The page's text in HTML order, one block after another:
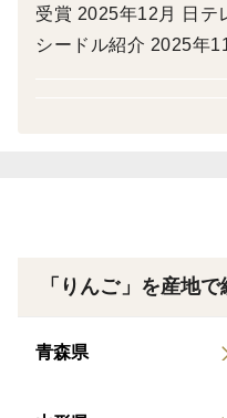
大河ドラマ『いのち』
りんご園で誕生した品種
その香りに魅了された
歴史を持つ品種でもあり
一方で、お盆を過ぎた
受賞 2025年12月 日テ
シードル紹介 2025年
「テキカカシードル
い名店－』 第25回 出
「りんご」を産地
青森県